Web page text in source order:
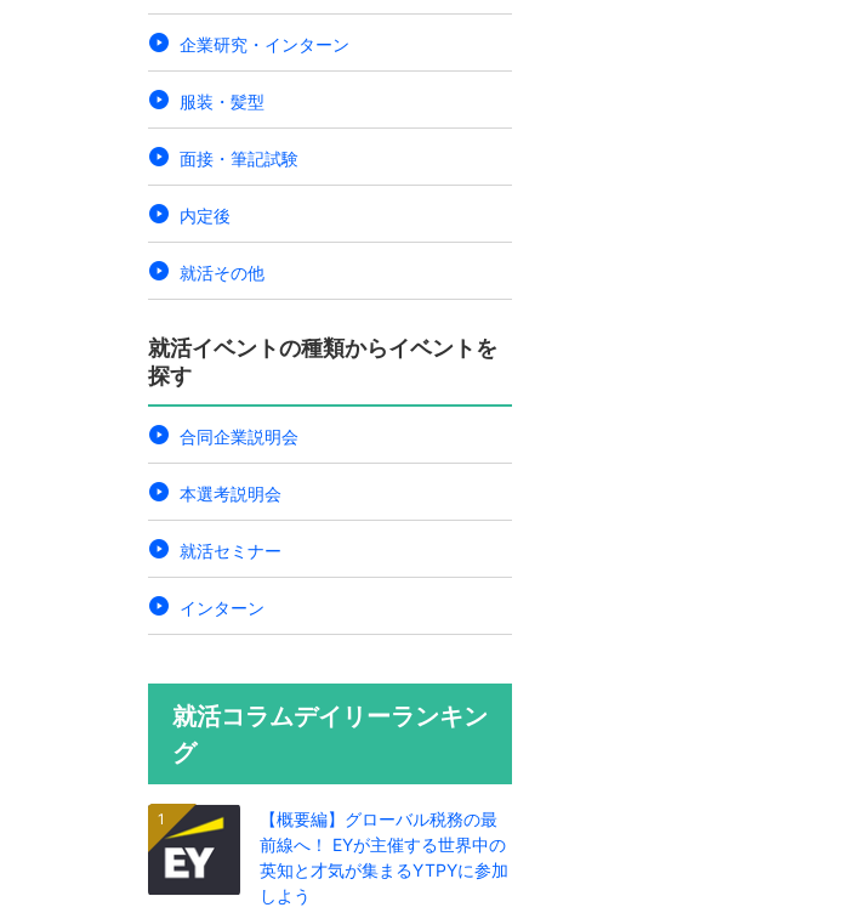
企業研究・インターン
服装・髪型
面接・筆記試験
内定後
就活その他
就活イベントの種類からイベントを
探す
合同企業説明会
本選考説明会
就活セミナー
インターン
就活コラムデイリーランキン
グ
【概要編】グローバル税務の最
前線へ！ EYが主催する世界中の
英知と才気が集まるYTPYに参加
しよう